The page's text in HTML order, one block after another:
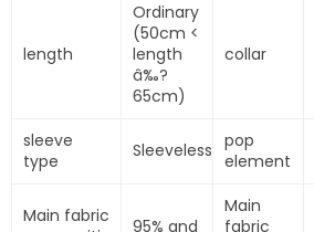
length
Ordinary
(50cm <
length
â‰?
65cm)
collar
sleeve
type
Sleeveless pop
element
Main fabric
95% and
Main
fabric